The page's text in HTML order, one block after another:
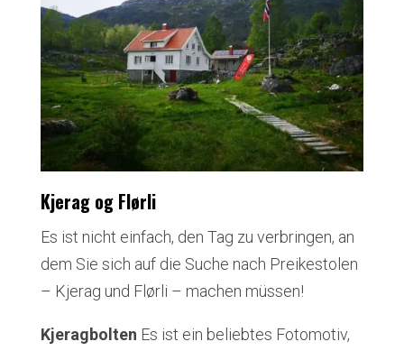
Kjerag og Flørli
Es ist nicht einfach, den Tag zu verbringen, an
dem Sie sich auf die Suche nach Preikestolen
– Kjerag und Flørli – machen müssen!
Kjeragbolten Es ist ein beliebtes Fotomotiv,